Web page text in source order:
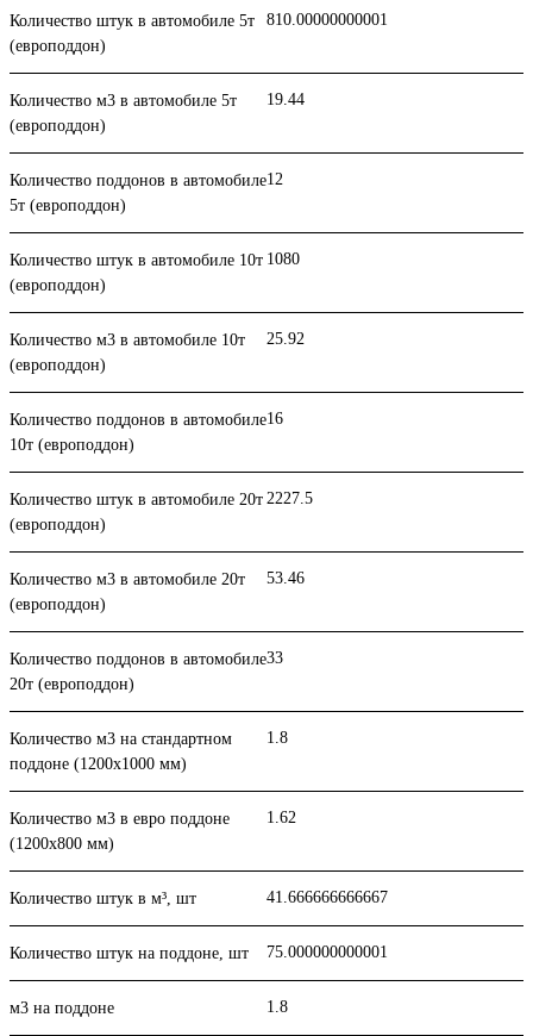
Количество штук в автомобиле 5т
(европоддон)
810.00000000001
Количество м3 в автомобиле 5т
(европоддон)
19.44
Количество поддонов в автомобиле
5т (европоддон)
12
Количество штук в автомобиле 10т
(европоддон)
1080
Количество м3 в автомобиле 10т
(европоддон)
25.92
Количество поддонов в автомобиле
10т (европоддон)
16
Количество штук в автомобиле 20т
(европоддон)
2227.5
Количество м3 в автомобиле 20т
(европоддон)
53.46
Количество поддонов в автомобиле
20т (европоддон)
33
Количество м3 на стандартном
поддоне (1200x1000 мм)
1.8
Количество м3 в евро поддоне
(1200x800 мм)
1.62
Количество штук в м³, шт 41.666666666667
Количество штук на поддоне, шт 75.000000000001
м3 на поддоне 1.8